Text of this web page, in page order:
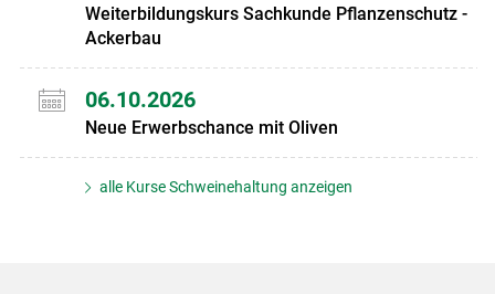
Weiterbildungskurs Sachkunde Pflanzenschutz -
Ackerbau
06.10.2026
Neue Erwerbschance mit Oliven
alle Kurse Schweinehaltung anzeigen